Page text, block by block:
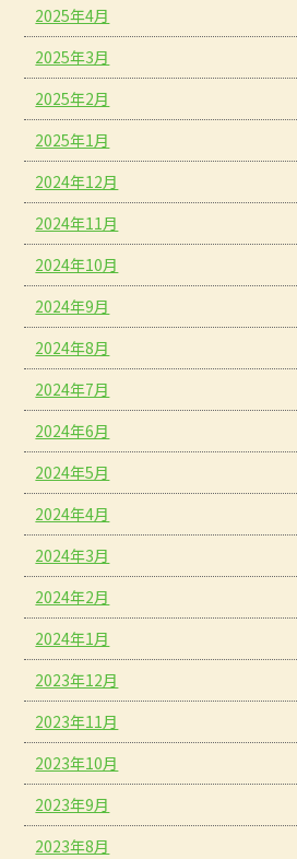
2025年4月
2025年3月
2025年2月
2025年1月
2024年12月
2024年11月
2024年10月
2024年9月
2024年8月
2024年7月
2024年6月
2024年5月
2024年4月
2024年3月
2024年2月
2024年1月
2023年12月
2023年11月
2023年10月
2023年9月
2023年8月